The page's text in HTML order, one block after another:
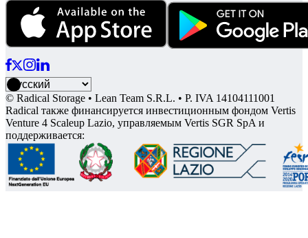
© Radical Storage • Lean Team S.R.L. • P. IVA 14104111001
Radical также финансируется инвестиционным фондом Vertis
Venture 4 Scaleup Lazio, управляемым Vertis SGR SpA и
поддерживается: